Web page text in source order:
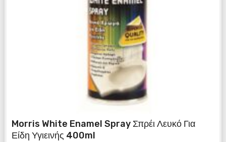
Morris White Enamel Spray Σπρέι Λευκό Για
Είδη Υγιεινής 400ml